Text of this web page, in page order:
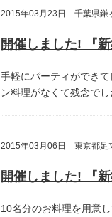
2015年03月23日 千葉県
手軽にパーティができて
ン料理がなくて残念でし
2015年03月06日 東京都
10名分のお料理を用意